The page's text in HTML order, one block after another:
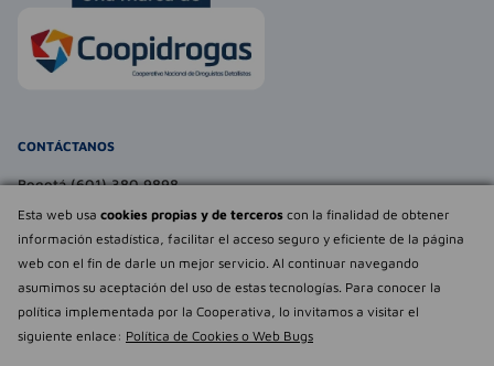
Esta web usa cookies propias y de terceros con la finalidad de obtener
información estadística, facilitar el acceso seguro y eficiente de la página
web con el fin de darle un mejor servicio. Al continuar navegando
asumimos su aceptación del uso de estas tecnologías. Para conocer la
política implementada por la Cooperativa, lo invitamos a visitar el
siguiente enlace: Política de Cookies o Web Bugs
Déjanos tu
opinión
CONTÁCTANOS
Bogotá (601) 380 9898
atencionalcliente@farmaexpress.com
TE PUEDE INTERESAR
NOSOTROS
Empowered by